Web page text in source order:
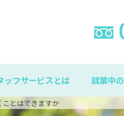
ッフサービスとは 就業中
ことはできますか